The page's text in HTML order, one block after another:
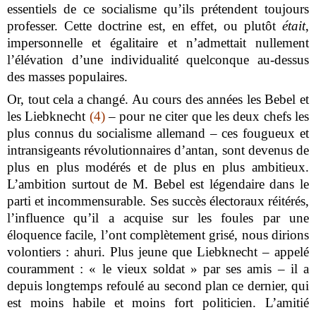
essentiels de ce socialisme qu’ils prétendent toujours
professer. Cette doctrine est, en effet, ou plutôt était,
impersonnelle et égalitaire et n’admettait nullement
l’élévation d’une individualité quelconque au-dessus
des masses populaires.
Or, tout cela a changé. Au cours des années les Bebel et
les Liebknecht (4) – pour ne citer que les deux chefs les
plus connus du socialisme allemand – ces fougueux et
intransigeants révolutionnaires d’antan, sont devenus de
plus en plus modérés et de plus en plus ambitieux.
L’ambition surtout de M. Bebel est légendaire dans le
parti et incommensurable. Ses succès électoraux réitérés,
l’influence qu’il a acquise sur les foules par une
éloquence facile, l’ont complètement grisé, nous dirions
volontiers : ahuri. Plus jeune que Liebknecht – appelé
couramment : « le vieux soldat » par ses amis – il a
depuis longtemps refoulé au second plan ce dernier, qui
est moins habile et moins fort politicien. L’amitié